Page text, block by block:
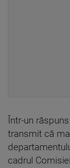
Într-un
transmit că
cadrul